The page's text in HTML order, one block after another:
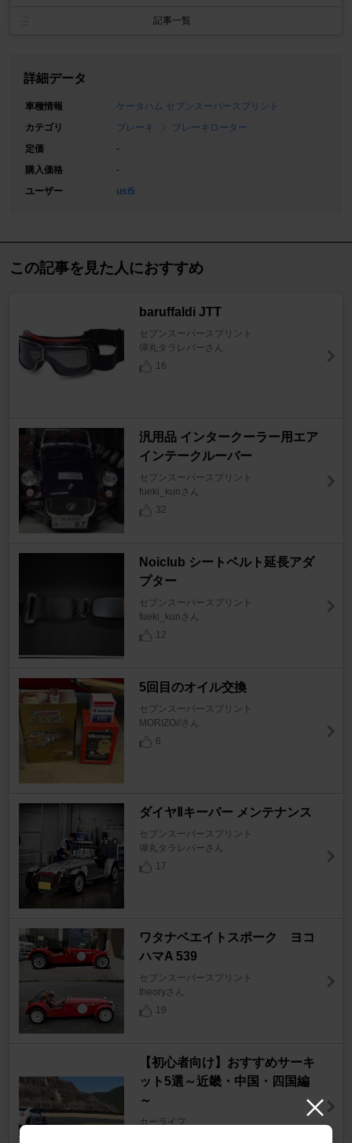
記事一覧
詳細データ
車種情報
ケータハム セブンスーパースプリント
カテゴリ
ブレーキ
ブレーキローター
定価
-
購入価格
-
ユーザー
usi5
この記事を見た人におすすめ
baruffaldi JTT
セブンスーパースプリント
弾丸タラレバーさん
16
汎用品 インタークーラー用エア
インテークルーバー
セブンスーパースプリント
fueki_kunさん
32
Noiclub シートベルト延長アダ
プター
セブンスーパースプリント
fueki_kunさん
12
5回目のオイル交換
セブンスーパースプリント
MORIZO//さん
6
ダイヤⅡキーパー メンテナンス
セブンスーパースプリント
弾丸タラレバーさん
17
ワタナベエイトスポーク ヨコ
ハマA 539
セブンスーパースプリント
theoryさん
19
【初心者向け】おすすめサーキ
ット5選～近畿・中国・四国編
～
カーライフ